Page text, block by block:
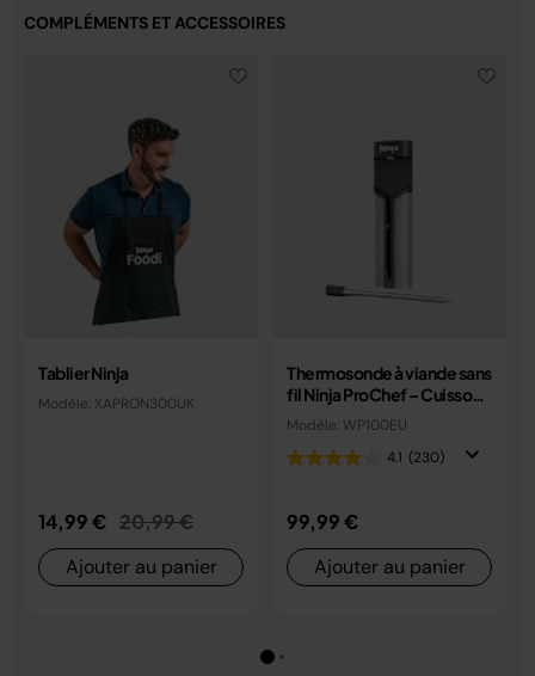
COMPLÉMENTS ET ACCESSOIRES
Tablier Ninja
Modèle: XAPRON300UK
14,99 € Prix réduit de
20,99 €au
Ajouter au panier
Thermosonde à viande sans
fil Ninja ProChef – Cuisson
précise au degré près
WP100EU
Modèle: WP100EU
4.1 (230)
99,99 €
Ajouter au panier